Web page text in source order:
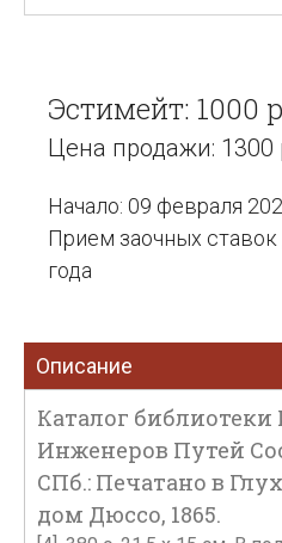
Эстимейт: 1000
Цена продажи: 1300
Начало: 09 февраля
Прием заочных
года
Описание
Каталог
Инженеров Путей
СПб.: Печатано в
дом Дюссо, 1865.